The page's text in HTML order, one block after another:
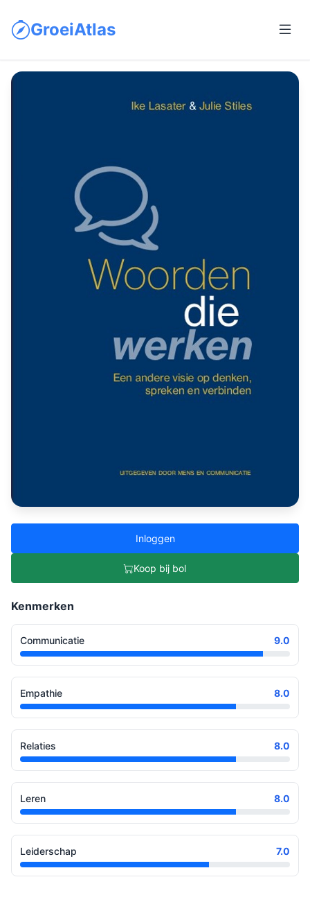
GroeiAtlas
Inloggen
Koop bij bol
Kenmerken
Communicatie 9.0
Empathie 8.0
Relaties 8.0
Leren 8.0
Leiderschap 7.0